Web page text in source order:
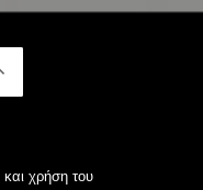
και χρήση του